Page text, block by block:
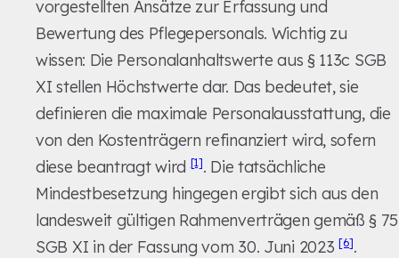
vorgestellten Ansätze zur Erfassung und
Bewertung des Pflegepersonals. Wichtig zu
wissen: Die Personalanhaltswerte aus § 113c SGB
XI stellen Höchstwerte dar. Das bedeutet, sie
definieren die maximale Personalausstattung, die
von den Kostenträgern refinanziert wird, sofern
diese beantragt wird[1]. Die tatsächliche
Mindestbesetzung hingegen ergibt sich aus den
landesweit gültigen Rahmenverträgen gemäß § 75
SGB XI in der Fassung vom 30. Juni 2023[6].